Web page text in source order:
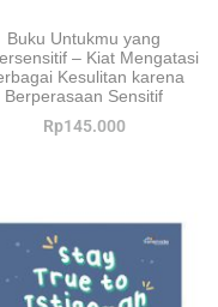
Buku Untukmu yang
– Kiat Mengatasi
Kesulitan karena
Berperasaan Sensitif
Rp145.000